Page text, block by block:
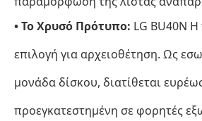
• Το Χρυσό Πρότυπο: LG BU40N
επιλογή για αρχειοθέτηση. Ως
μονάδα δίσκου, διατίθεται
προεγκατεστημένη σε φορητές